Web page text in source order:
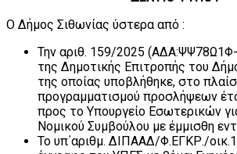
Ο Δήμος Σιθωνίας ύστερα από :
Την αριθ. 159/2025
της Δημοτικής Επιτροπής του
της οποίας υποβλήθηκε, στο
προγραμματισμού προσλήψεων
προς το Υπουργείο Εσωτερικών
Νομικού Συμβούλου με έμμισθη
Το υπ΄αριθμ. ΔΙΠΑΑΔ/Φ.ΕΓΚΡ./